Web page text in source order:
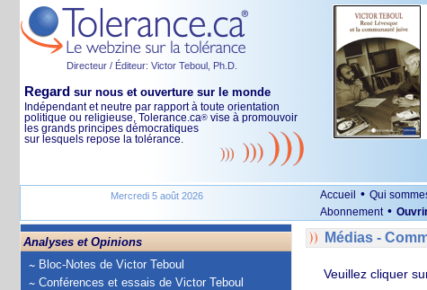
Directeur / Éditeur: Victor Teboul, Ph.D.
Regard sur nous et ouverture sur le monde
Indépendant et neutre par rapport à toute orientation
politique ou religieuse, Tolerance.ca® vise à promouvoir
les grands principes démocratiques
sur lesquels repose la tolérance.
Mercredi 5 août 2026 Accueil • Qui
Abonnement •
Analyses et Opinions
Bloc-Notes de Victor Teboul
Conférences et essais de Victor Teboul
Médias -
Veuillez cliquer